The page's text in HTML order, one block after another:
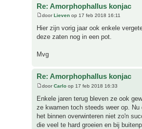
Re: Amorphophallus konjac
doorLieven op 17 feb 2018 16:11
Hier zijn vorig jaar ook enkele
deze zaten nog in een pot.
Mvg
Re: Amorphophallus konjac
doorCarlo op 17 feb 2018 16:33
Enkele jaren terug bleven ze ook
ze kwamen toch steeds weer op.
het binnen overwinteren niet zo'n
die veel te hard groeien en bij